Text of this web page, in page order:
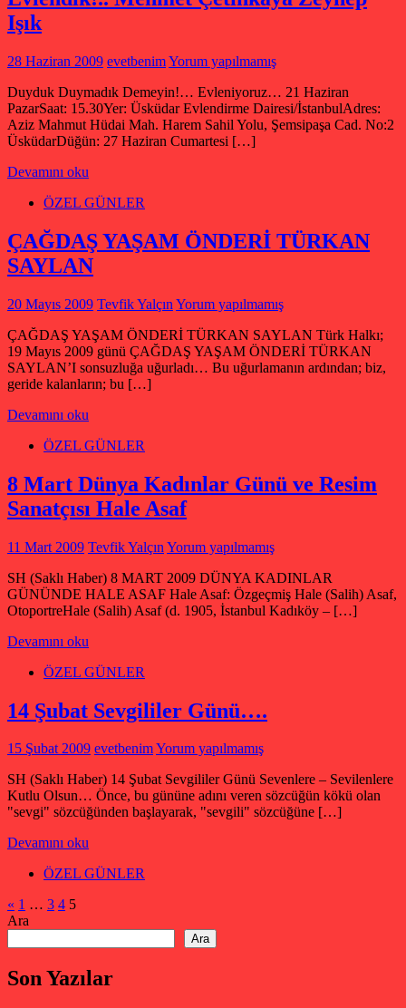
Işık
28 Haziran 2009 evetbenimYorum yapılmamış
Duyduk Duymadık Demeyin!… Evleniyoruz… 21 Haziran
PazarSaat: 15.30Yer: Üsküdar Evlendirme Dairesi/İstanbulAdres:
Aziz Mahmut Hüdai Mah. Harem Sahil Yolu, Şemsipaşa Cad. No:2
ÜsküdarDüğün: 27 Haziran Cumartesi […]
Devamını oku
ÖZEL GÜNLER
ÇAĞDAŞ YAŞAM ÖNDERİ TÜRKAN
SAYLAN
20 Mayıs 2009 Tevfik Yalçın Yorum yapılmamış
ÇAĞDAŞ YAŞAM ÖNDERİ TÜRKAN SAYLAN Türk Halkı;
19 Mayıs 2009 günü ÇAĞDAŞ YAŞAM ÖNDERİ TÜRKAN
SAYLAN’I sonsuzluğa uğurladı… Bu uğurlamanın ardından; biz,
geride kalanların; bu […]
Devamını oku
ÖZEL GÜNLER
8 Mart Dünya Kadınlar Günü ve Resim
Sanatçısı Hale Asaf
11 Mart 2009 Tevfik Yalçın Yorum yapılmamış
SH (Saklı Haber) 8 MART 2009 DÜNYA KADINLAR
GÜNÜNDE HALE ASAF Hale Asaf: Özgeçmiş Hale (Salih) Asaf,
OtoportreHale (Salih) Asaf (d. 1905, İstanbul Kadıköy – […]
Devamını oku
ÖZEL GÜNLER
14 Şubat Sevgililer Günü….
15 Şubat 2009 evetbenimYorum yapılmamış
SH (Saklı Haber) 14 Şubat Sevgililer Günü Sevenlere – Sevilenlere
Kutlu Olsun… Önce, bu gününe adını veren sözcüğün kökü olan
"sevgi" sözcüğünden başlayarak, "sevgili" sözcüğüne […]
Devamını oku
ÖZEL GÜNLER
Yazı
sayfalaması
« Önceki
yazılar
1 … 3 4 5
Ara
Ara
Son Yazılar